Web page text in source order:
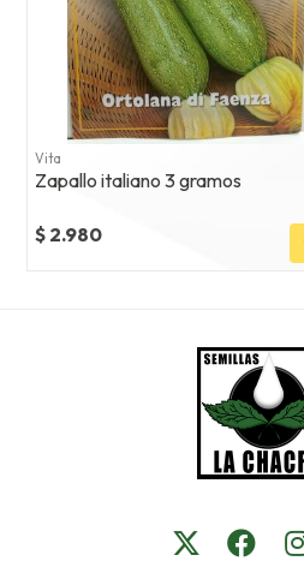
Vita
Zapallo italiano 3 gramos
$ 2.980